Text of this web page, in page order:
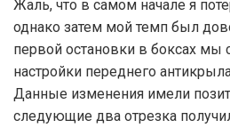
Жаль, что в самом начале я
однако затем мой темп был
первой остановки в боксах мы
настройки переднего
Данные изменения имели
следующие два отрезка